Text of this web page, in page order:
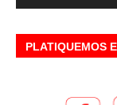
PLATIQUEMOS